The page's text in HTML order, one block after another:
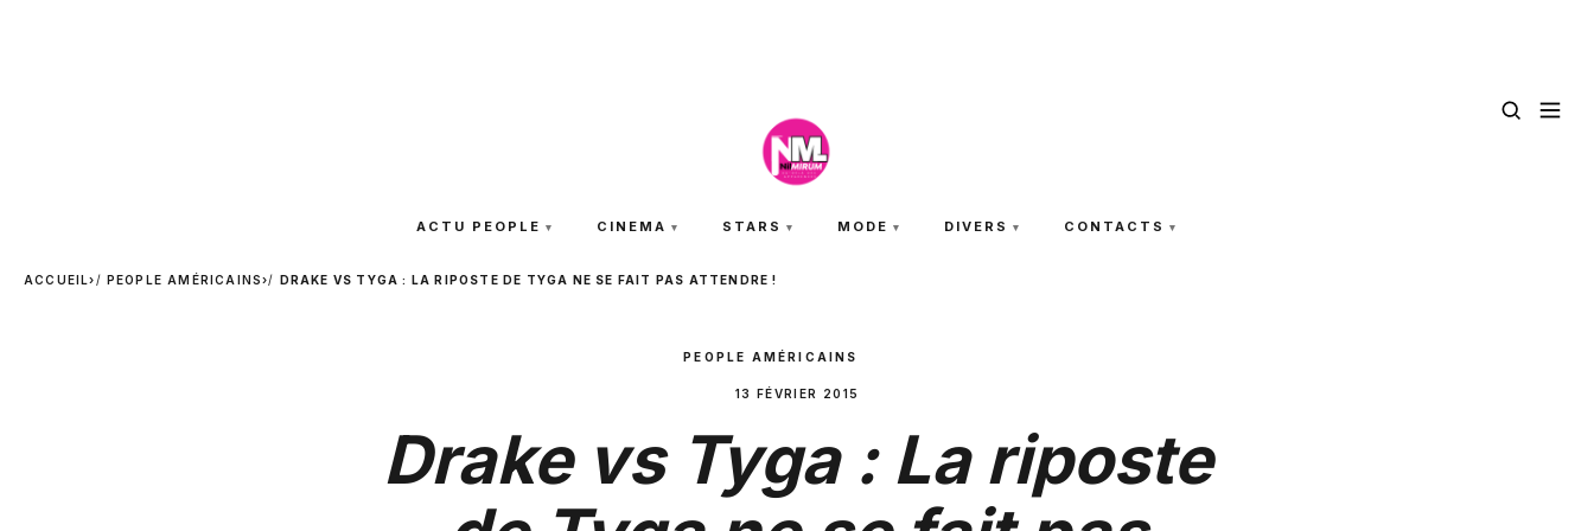
ACTU PEOPLE CINEMA STARS MODE DIVERS CONTACTS
ACCUEIL› PEOPLE AMÉRICAINS› DRAKE VS TYGA : LA RIPOSTE DE TYGA NE SE FAIT PAS ATTENDRE !
PEOPLE AMÉRICAINS
13 FÉVRIER 2015
Drake vs Tyga : La riposte